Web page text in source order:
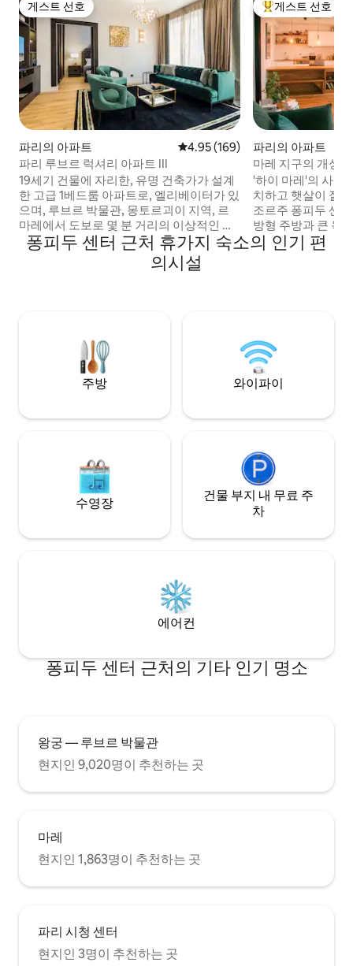
게스트 선호
게스트 선호
파리의 아파트 평점 4.95점(5점 만점), 후기 169
4.95 (169)
파리 루브르 럭셔리 아파트 III
19세기 건물에 자리한, 유명 건축가가 설계
한 고급 1베드룸 아파트로, 엘리베이터가 있
으며, 루브르 박물관, 몽토르괴이 지역, 르
마레에서 도보로 몇 분 거리의 이상적인 위
치에 있습니다. 우아한 스타일로 꾸며진 공
간으로, 빛이 가득하고, 따뜻한 분위기에서
높은 수준의 편안함을 누릴 수 있습니다. 높
서 호텔 품질의 숙박
상위 게스트 선호
게스트 선호
파리의 아파트
마레 지구의 개성
'하이 마레'의 사랑
치하고 햇살이 잘
조르주 퐁피두 센
방형 주방과 큰 욕
간을 위한 매우 편안한 숙소!
아파트. 안뜰에 위
퐁피두 센터 근처 휴가지 숙소의 인기 편
의시설
주방 와이파이
수영장
건물 부지 내 무료 주
차
에어컨
퐁피두 센터 근처의 기타 인기 명소
왕궁 — 루브르 박물관
현지인 9,020명이 추천하는 곳
마레
현지인 1,863명이 추천하는 곳
파리 시청 센터
현지인 3명이 추천하는 곳